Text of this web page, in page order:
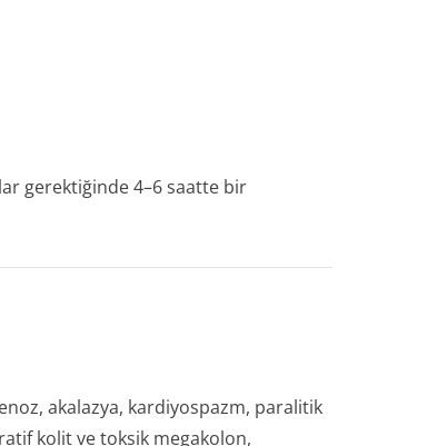
gerektiğinde 4–6 saatte bir
akalazya, kardiyospazm, paralitik
kolit ve toksik megakolon,